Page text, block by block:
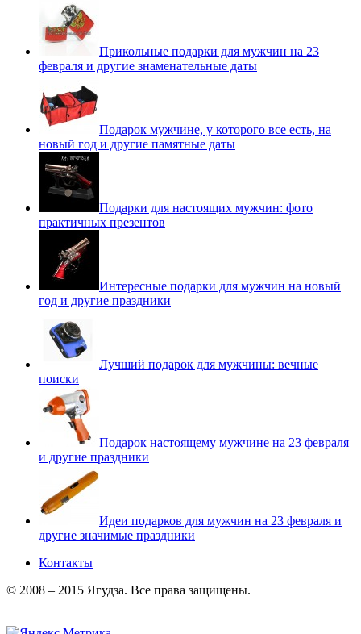
Прикольные подарки для мужчин на 23
февраля и другие знаменательные даты
Подарок мужчине, у которого все есть, на
новый год и другие памятные даты
Подарки для настоящих мужчин: фото
практичных презентов
Интересные подарки для мужчин на новый
год и другие праздники
Лучший подарок для мужчины: вечные
поиски
Подарок настоящему мужчине на 23 февраля
и другие праздники
Идеи подарков для мужчин на 23 февраля и
другие значимые праздники
Контакты
© 2008 – 2015 Ягудза. Все права защищены.